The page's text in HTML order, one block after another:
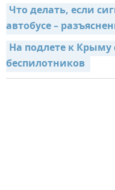
Что делать, если
автобусе –
На подлете к
беспилотников